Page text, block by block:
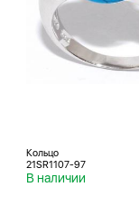
Кольцо
21SR1107-97
В наличии